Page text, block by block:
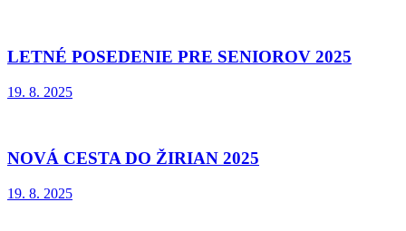
LETNÉ POSEDENIE PRE SENIOROV 2025
19. 8. 2025
NOVÁ CESTA DO ŽIRIAN 2025
19. 8. 2025